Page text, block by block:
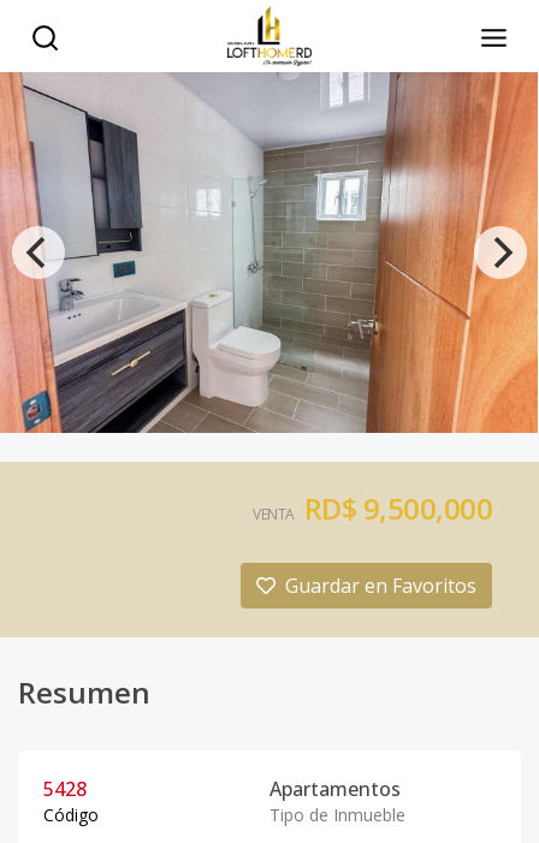
VENTA RD$ 9,500,000
Guardar en Favoritos
Resumen
5428
Código
Apartamentos
Tipo de Inmueble